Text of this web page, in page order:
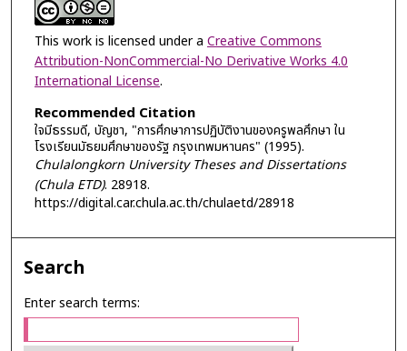
This work is licensed under a Creative Commons
Attribution-NonCommercial-No Derivative Works 4.0
International License.
Recommended Citation
ใจมีธรรมดี, บัญชา, "การศึกษาการปฏิบัติงานของครูพลศึกษา ใน
โรงเรียนมัธยมศึกษาของรัฐ กรุงเทพมหานคร" (1995).
Chulalongkorn University Theses and Dissertations
(Chula ETD). 28918.
https://digital.car.chula.ac.th/chulaetd/28918
Search
Enter search terms: